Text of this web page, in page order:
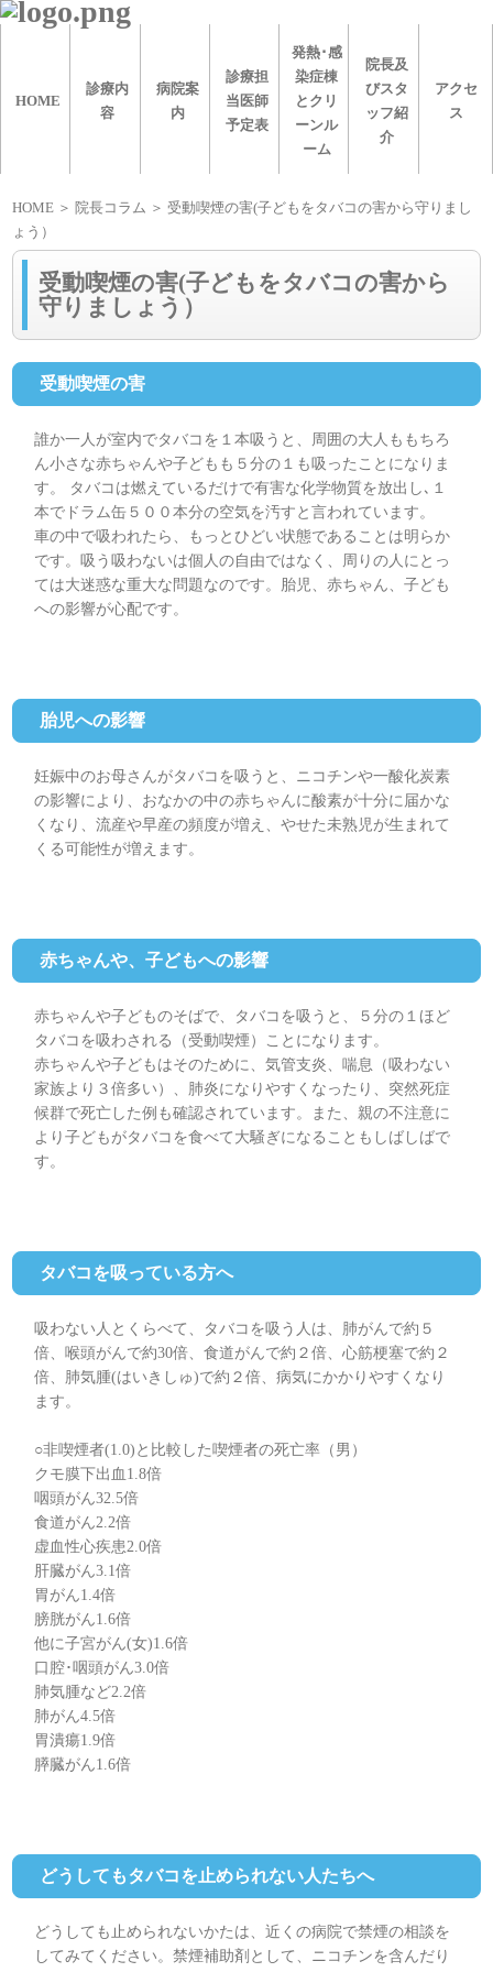
HOME
診療内
容
病院案
内
診療担
当医師
予定表
発熱･感
染症棟
とクリ
ーンル
ーム
院長及
びスタ
ッフ紹
介
アクセ
ス
HOME ＞ 院長コラム ＞ 受動喫煙の害(子どもをタバコの害から守りまし
ょう）
受動喫煙の害(子どもをタバコの害から
守りましょう）
受動喫煙の害
誰か一人が室内でタバコを１本吸うと、周囲の大人ももちろ
ん小さな赤ちゃんや子どもも５分の１も吸ったことになりま
す。 タバコは燃えているだけで有害な化学物質を放出し､１
本でドラム缶５００本分の空気を汚すと言われています。
車の中で吸われたら、もっとひどい状態であることは明らか
です。吸う吸わないは個人の自由ではなく、周りの人にとっ
ては大迷惑な重大な問題なのです。胎児、赤ちゃん、子ども
への影響が心配です。
胎児への影響
妊娠中のお母さんがタバコを吸うと、ニコチンや一酸化炭素
の影響により、おなかの中の赤ちゃんに酸素が十分に届かな
くなり、流産や早産の頻度が増え、やせた未熟児が生まれて
くる可能性が増えます。
赤ちゃんや、子どもへの影響
赤ちゃんや子どものそばで、タバコを吸うと、５分の１ほど
タバコを吸わされる（受動喫煙）ことになります。
赤ちゃんや子どもはそのために、気管支炎、喘息（吸わない
家族より３倍多い）、肺炎になりやすくなったり、突然死症
候群で死亡した例も確認されています。また、親の不注意に
より子どもがタバコを食べて大騒ぎになることもしばしばで
す。
タバコを吸っている方へ
吸わない人とくらべて、タバコを吸う人は、肺がんで約５
倍、喉頭がんで約30倍、食道がんで約２倍、心筋梗塞で約２
倍、肺気腫(はいきしゅ)で約２倍、病気にかかりやすくなり
ます。
○非喫煙者(1.0)と比較した喫煙者の死亡率（男）
クモ膜下出血1.8倍
咽頭がん32.5倍
食道がん2.2倍
虚血性心疾患2.0倍
肝臓がん3.1倍
胃がん1.4倍
膀胱がん1.6倍
他に子宮がん(女)1.6倍
口腔･咽頭がん3.0倍
肺気腫など2.2倍
肺がん4.5倍
胃潰瘍1.9倍
膵臓がん1.6倍
どうしてもタバコを止められない人たちへ
どうしても止められないかたは、近くの病院で禁煙の相談を
してみてください。禁煙補助剤として、ニコチンを含んだり